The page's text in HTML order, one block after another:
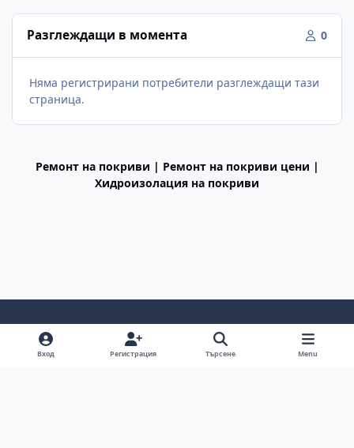
Разглеждащи в момента 0
Няма регистрирани потребители разглеждащи тази
страница.
Ремонт на покриви | Ремонт на покриви цени |
Хидроизолация на покриви
Light ModeDark ModeSystem Preference
f
Вход Регистрация Търсене Menu